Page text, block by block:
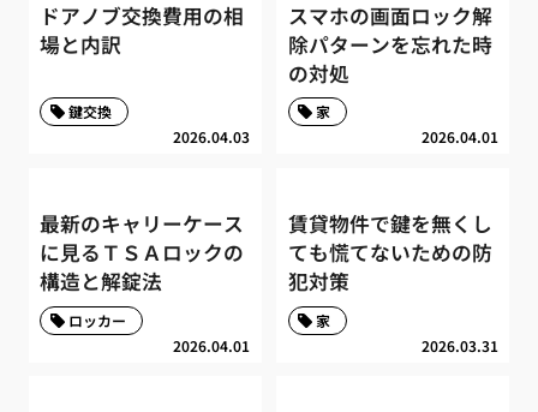
ドアノブ交換費用の相
場と内訳
2026.04.03
鍵交換
スマホの画面ロック解
除パターンを忘れた時
の対処
2026.04.01
家
最新のキャリーケース
に見るＴＳＡロックの
構造と解錠法
2026.04.01
ロッカー
賃貸物件で鍵を無くし
ても慌てないための防
犯対策
2026.03.31
家